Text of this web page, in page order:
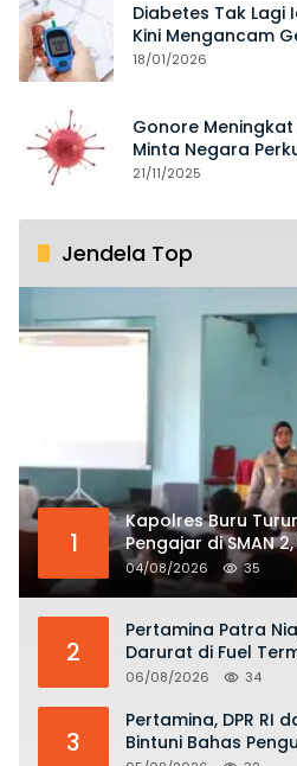
Diabetes Tak Lagi
Kini Mengancam
18/01/2026
Gonore
Minta Negara
21/11/2025
Jendela Top
1
Kapolres Buru
Pengajar di SMAN
Hukum dan Stop
04/08/2026 35
2
Pertamina Patra
Darurat di Fuel
Risiko Kebakaran
06/08/2026 34
3
Pertamina, DPR RI
Bintuni Bahas